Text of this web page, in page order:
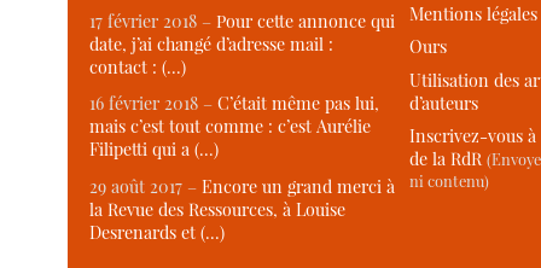
17 février 2018 –Pour cette annonce qui
date, j’ai changé d’adresse mail :
contact : (…)
16 février 2018 –C’était même pas lui,
mais c’est tout comme : c’est Aurélie
Filipetti qui a (…)
29 août 2017 –Encore un grand merci à
la Revue des Ressources, à Louise
Desrenards et (…)
Mentions légales
Ours
Utilisation des
d’auteurs
Inscrivez-vous
de la RdR
ni contenu)